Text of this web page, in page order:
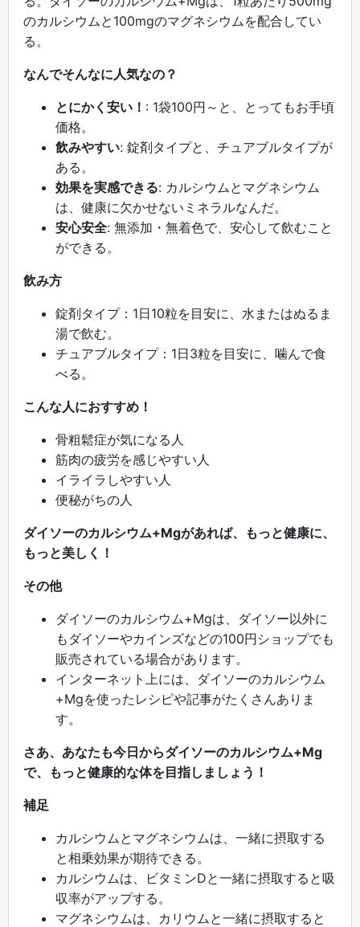
のカルシウムと100mgのマグネシウムを配合してい
る。
なんでそんなに人気なの？
とにかく安い！ : 1袋100円～と、とってもお手頃
価格。
飲みやすい: 錠剤タイプと、チュアブルタイプが
ある。
効果を実感できる: カルシウムとマグネシウム
は、健康に欠かせないミネラルなんだ。
安心安全: 無添加・無着色で、安心して飲むこと
ができる。
飲み方
錠剤タイプ：1日10粒を目安に、水またはぬるま
湯で飲む。
チュアブルタイプ：1日3粒を目安に、噛んで食
べる。
こんな人におすすめ！
骨粗鬆症が気になる人
筋肉の疲労を感じやすい人
イライラしやすい人
便秘がちの人
ダイソーのカルシウム+Mgがあれば、もっと健康に、
もっと美しく！
その他
ダイソーのカルシウム+Mgは、ダイソー以外に
もダイソーやカインズなどの100円ショップでも
販売されている場合があります。
インターネット上には、ダイソーのカルシウム
+Mgを使ったレシピや記事がたくさんありま
す。
さあ、あなたも今日からダイソーのカルシウム+Mg
で、もっと健康的な体を目指しましょう！
補足
カルシウムとマグネシウムは、一緒に摂取する
と相乗効果が期待できる。
カルシウムは、ビタミンDと一緒に摂取すると吸
収率がアップする。
マグネシウムは、カリウムと一緒に摂取すると